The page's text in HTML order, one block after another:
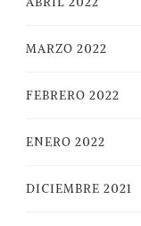
MARZO 2022
FEBRERO 2022
ENERO 2022
DICIEMBRE 2021